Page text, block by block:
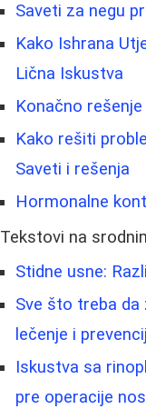
Saveti za negu
Kako Ishrana
Lična Iskustva
Konačno
Kako rešiti
Saveti i rešenja
Hormonalne
Tekstovi na
Stidne usne:
Sve što treba
lečenje i
Iskustva sa
pre operacije